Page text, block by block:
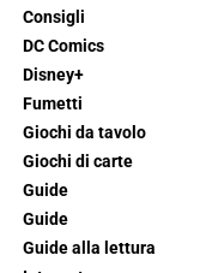
Consigli
DC Comics
Disney+
Fumetti
Giochi da tavolo
Giochi di carte
Guide
Guide
Guide alla lettura